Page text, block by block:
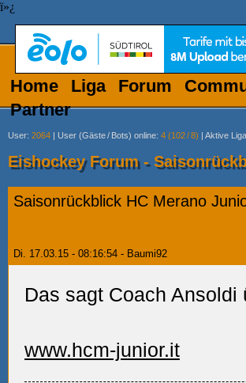
ï»¿
Home Liga Forum
Partner
User: 2064 | User (Gäste/ Bots) online: 4 (102/8) | Aktive Liga
Eishockey Forum -
Saisonrückblick HC Merano
Di. 17.03.15 - 08:16:54 - Baumi92
Das sagt Coach
www.hcm-junior.it